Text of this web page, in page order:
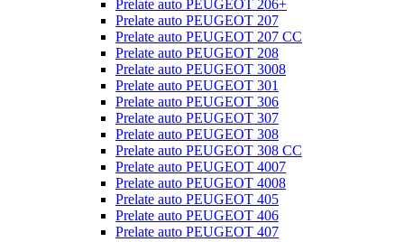
Prelate auto PEUGEOT 206+
Prelate auto PEUGEOT 207
Prelate auto PEUGEOT 207 CC
Prelate auto PEUGEOT 208
Prelate auto PEUGEOT 3008
Prelate auto PEUGEOT 301
Prelate auto PEUGEOT 306
Prelate auto PEUGEOT 307
Prelate auto PEUGEOT 308
Prelate auto PEUGEOT 308 CC
Prelate auto PEUGEOT 4007
Prelate auto PEUGEOT 4008
Prelate auto PEUGEOT 405
Prelate auto PEUGEOT 406
Prelate auto PEUGEOT 407